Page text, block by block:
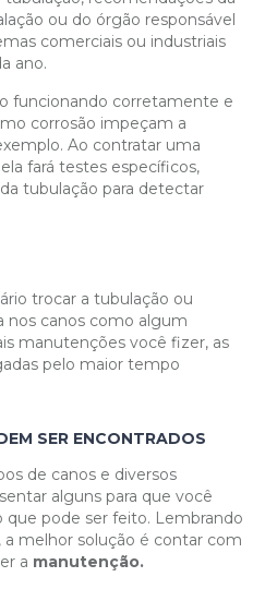
ou do órgão responsável
comerciais ou industriais
ano.
funcionando corretamente e
corrosão impeçam a
Ao contratar uma
fará testes específicos,
tubulação para detectar
trocar a tubulação ou
nos canos como algum
manutenções você fizer, as
pelo maior tempo
SER ENCONTRADOS
de canos e diversos
alguns para que você
pode ser feito. Lembrando
melhor solução é contar com
a manutenção.